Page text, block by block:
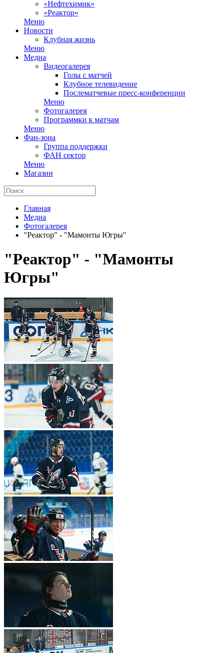
«Нефтехимик»
«Реактор»
Меню
Новости
Клубная жизнь
Меню
Медиа
Видеогалерея
Голы с матчей
Клубное телевидение
Послематчевые пресс-конференции
Меню
Фотогалерея
Программки к матчам
Меню
Фан-зона
Группа поддержки
ФАН сектор
Меню
Магазин
Главная
Медиа
Фотогалерея
"Реактор" - "Мамонты Югры"
"Реактор" - "Мамонты
Югры"